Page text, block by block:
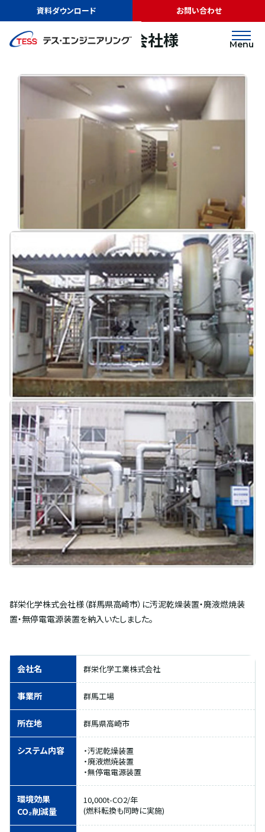
資料ダウンロード お問い合わせ
Menu
実績紹介 群栄化学工業株式会社様
その他
群栄化学工業株式会社様
群栄化学株式会社様（群馬県高崎市）に汚泥乾燥装置・廃液燃焼装
置・無停電電源装置を納入いたしました。
会社名 群栄化学工業株式会社
事業所 群馬工場
所在地 群馬県高崎市
システム内容
・汚泥乾燥装置
・廃液燃焼装置
・無停電電源装置
環境効果
CO₂削減量
10,000t-CO2/年
(燃料転換も同時に実施)